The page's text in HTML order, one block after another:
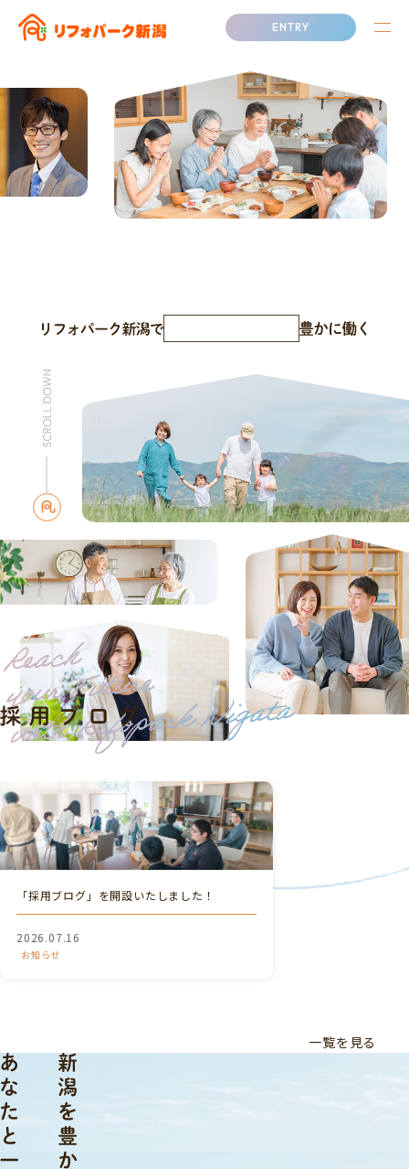
ENTRY
「採用ブログ」を開設いたしました！
2026.07.16
お知らせ
一覧を見る